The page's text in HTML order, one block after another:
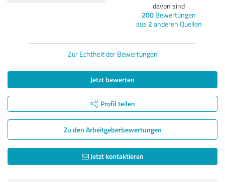
davon sind
200 Bewertungen
aus 2 anderen Quellen
Zur Echtheit der Bewertungen
Jetzt bewerten
Profil teilen
Zu den Arbeitgeber­bewertungen
Jetzt kontaktieren